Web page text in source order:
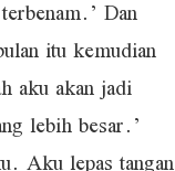
Dan
itu kemudian
aku akan jadi
lebih besar.’